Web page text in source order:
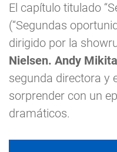
El capítulo titulado
(“Segundas
dirigido por la
Nielsen. Andy Mikita
segunda directora y
sorprender con un
dramáticos.